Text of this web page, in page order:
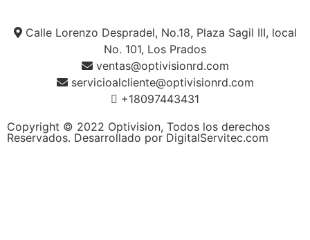
Calle Lorenzo Despradel, No.18, Plaza Sagil III, local
No. 101, Los Prados
ventas@optivisionrd.com
servicioalcliente@optivisionrd.com
+18097443431
Copyright © 2022 Optivision, Todos los derechos
Reservados. Desarrollado por DigitalServitec.com